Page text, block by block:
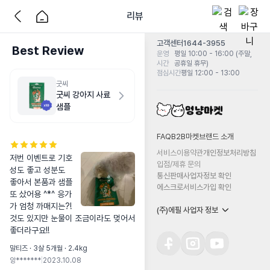
리뷰
Best Review
굿씨
굿씨 강아지 사료
샘플
저번 이벤트로 기호
성도 좋고 성분도
좋아서 본품과 샘플
또 샀어용 ^*^ 응가
가 엄청 까매지는?!
것도 있지만 눈물이 조금이라도 멎어서
좋더라구요!!
말티즈 · 3살 5개월 · 2.4kg
앙******* 2023.10.08
고객센터1644-3955
운영
시간
평일 10:00 - 16:00 (주말,
공휴일 휴무)
점심시간평일 12:00 - 13:00
FAQB2B마켓 브랜드 소개
서비스이용약관개인정보처리방침
입점/제휴 문의
통신판매사업자정보 확인
에스크로서비스가입 확인
(주)에필 사업자 정보